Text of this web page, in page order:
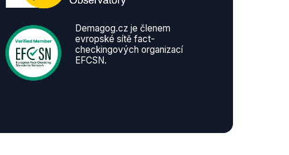
Demagog.cz je členem
evropské sítě fact-
checkingových organizací
EFCSN.